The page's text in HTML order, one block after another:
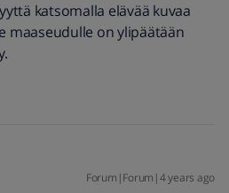
katsomalla elävää kuvaa
maaseudulle on ylipäätään
Forum|Forum|4 years ago